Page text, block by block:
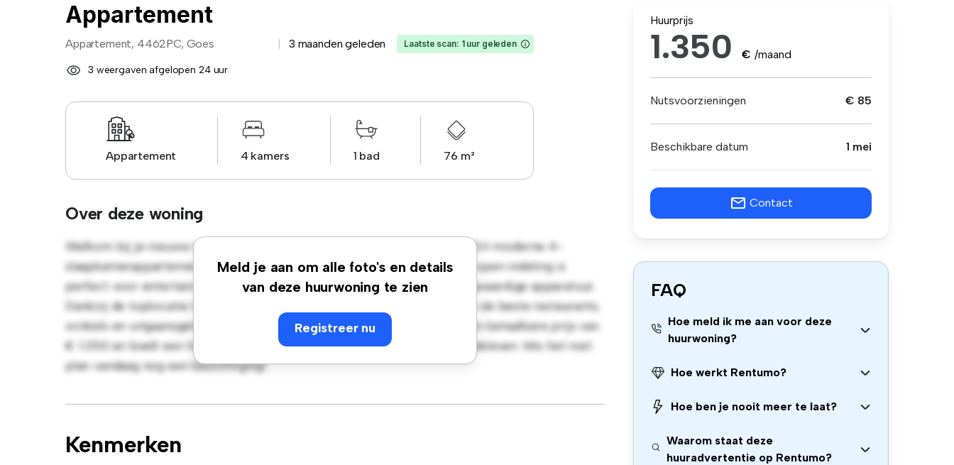
Appartement
Appartement, 4462PC, Goes 3 maanden geleden Laatste scan: 1 uur geleden
3 weergaven afgelopen 24 uur
Appartement 4 kamers 1 bad 76 m²
Over deze woning
Meld je aan om alle foto's en details
van deze huurwoning te zien
Registreer nu
Welkom bij je nieuwe toevluchtsoord in Appartement, 4462PC, Goes! Dit moderne 4-
slaapkamerappartement biedt een stijlvolle en gezellige leefruimte. De open indeling is
perfect voor entertainment en de strakke keuken is uitgerust met hoogwaardige apparatuur.
Dankzij de toplocatie bevind je je op slechts een steenworp afstand van de beste restaurants,
winkels en uitgaansgelegenheden van de stad. Dit appartement heeft een betaalbare prijs van
€ 1.350 en biedt een fantastische kans om extra te genieten van het stadsleven. Mis het niet:
plan vandaag nog een bezichtiging!
Kenmerken
Huurprijs
1.350 € /maand
Nutsvoorzieningen € 85
Beschikbare datum 1 mei
Contact
FAQ
Hoe meld ik me aan voor deze
huurwoning?
Hoe werkt Rentumo?
Hoe ben je nooit meer te laat?
Waarom staat deze
huuradvertentie op Rentumo?